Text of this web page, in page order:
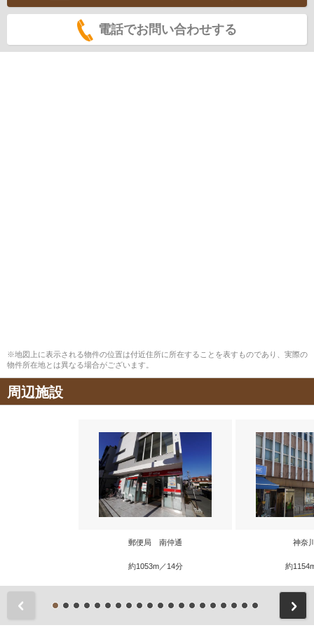
電話でお問い合わせする
※地図上に表示される物件の位置は付近住所に所在することを表すものであり、実際の
物件所在地とは異なる場合がございます。
周辺施設
郵便局 南仲通
約1053m／14分
神奈
約